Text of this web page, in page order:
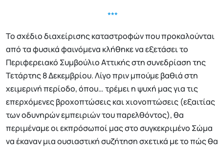
***
Το σχέδιο διαχείρισης καταστροφών που προκαλούνται
από τα φυσικά φαινόμενα κλήθηκε να εξετάσει το
Περιφερειακό Συμβούλιο Αττικής στη συνεδρίαση της
Τετάρτης 8 Δεκεμβρίου. Λίγο πριν μπούμε βαθιά στη
χειμερινή περίοδο, όπου… τρέμει η ψυχή μας για τις
επερχόμενες βροχοπτώσεις και χιονοπτώσεις (εξαιτίας
των οδυνηρών εμπειριών του παρελθόντος), θα
περιμέναμε οι εκπρόσωποί μας στο συγκεκριμένο Σώμα
να έκαναν μια ουσιαστική συζήτηση σχετικά με το πώς θα